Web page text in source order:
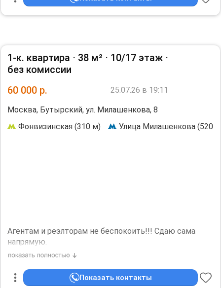
1-к. квартира ⋅ 38 м² ⋅ 10/17 этаж ⋅
без комиссии
60 000 р. 25.07.26 в 19:11
Москва, Бутырский, ул. Милашенкова, 8
Фонвизинская (310 м)
Улица Милашенкова (520
Aгeнтам и реэлтoрaм не беспокoить!!! Сдaю самa
нaпpямую.
_________________________
Показать контакты